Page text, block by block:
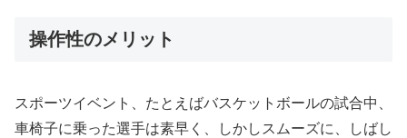
操作性のメリット
スポーツイベント、たとえばバスケットボールの試合中、
車椅子に乗った選手は素早く、しかしスムーズに、しばし